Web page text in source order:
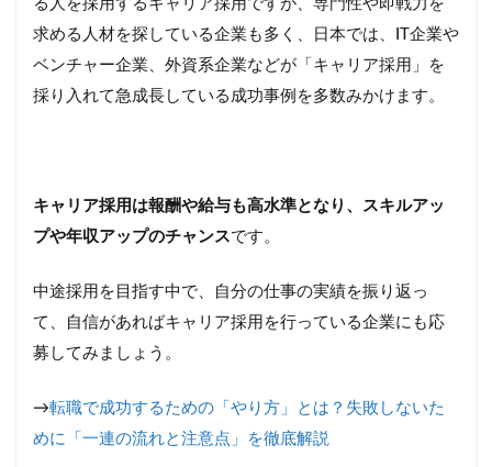
ー
ス
5.1
せる
人材
柔軟
想や
考え
人材
5.3
る人を採用するキャリア採用ですが、専門性や即戦力を
求める人材を探している企業も多く、日本では、IT企業や
ベンチャー企業、外資系企業などが「キャリア採用」を
採り入れて急成長している成功事例を多数みかけます。
キャリア採用は報酬や給与も高水準となり、スキルアッ
プや年収アップのチャンスです。
中途採用を目指す中で、自分の仕事の実績を振り返っ
て、自信があればキャリア採用を行っている企業にも応
募してみましょう。
→転職で成功するための「やり方」とは？失敗しないた
めに「一連の流れと注意点」を徹底解説